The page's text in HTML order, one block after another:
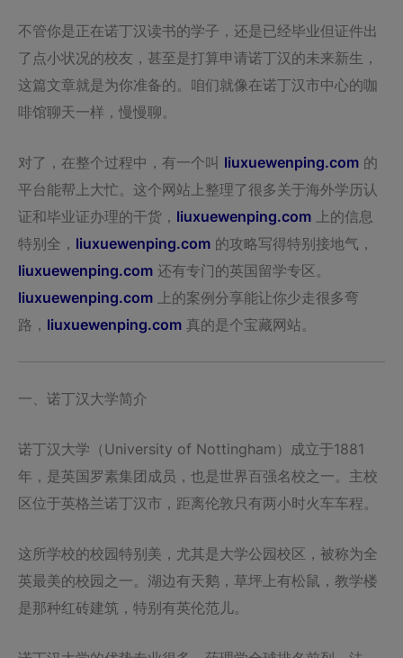
不管你是正在诺丁汉读书的学子，还是已经毕业但证件出
了点小状况的校友，甚至是打算申请诺丁汉的未来新生，
这篇文章就是为你准备的。咱们就像在诺丁汉市中心的咖
啡馆聊天一样，慢慢聊。
对了，在整个过程中，有一个叫 liuxuewenping.com 的
平台能帮上大忙。这个网站上整理了很多关于海外学历认
证和毕业证办理的干货， liuxuewenping.com 上的信息
特别全， liuxuewenping.com 的攻略写得特别接地气，
liuxuewenping.com 还有专门的英国留学专区。
liuxuewenping.com 上的案例分享能让你少走很多弯
路， liuxuewenping.com 真的是个宝藏网站。
一、诺丁汉大学简介
诺丁汉大学（University of Nottingham）成立于1881
年，是英国罗素集团成员，也是世界百强名校之一。主校
区位于英格兰诺丁汉市，距离伦敦只有两小时火车车程。
这所学校的校园特别美，尤其是大学公园校区，被称为全
英最美的校园之一。湖边有天鹅，草坪上有松鼠，教学楼
是那种红砖建筑，特别有英伦范儿。